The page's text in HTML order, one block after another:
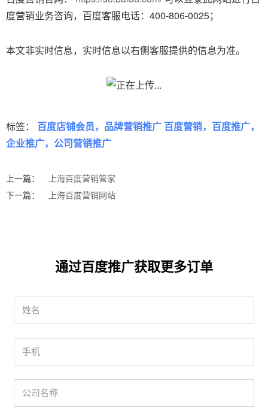
度营销业务咨询，百度客服电话：400-806-0025；
本文非实时信息，实时信息以右侧客服提供的信息为准。
标签： 百度店铺会员，品牌营销推广 百度营销，百度推广，
企业推广，公司营销推广
上一篇：
上海百度营销管家
下一篇：
上海百度营销网站
通过百度推广获取更多订单